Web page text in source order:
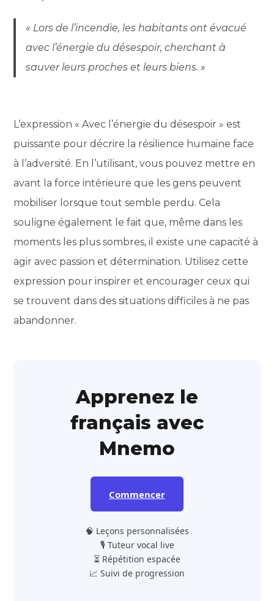
« Lors de l’incendie, les habitants ont évacué
avec l’énergie du désespoir, cherchant à
sauver leurs proches et leurs biens. »
L’expression « Avec l’énergie du désespoir » est
puissante pour décrire la résilience humaine face
à l’adversité. En l’utilisant, vous pouvez mettre en
avant la force intérieure que les gens peuvent
mobiliser lorsque tout semble perdu. Cela
souligne également le fait que, même dans les
moments les plus sombres, il existe une capacité à
agir avec passion et détermination. Utilisez cette
expression pour inspirer et encourager ceux qui
se trouvent dans des situations difficiles à ne pas
abandonner.
Apprenez le
français avec
Mnemo
Commencer
🧠 Leçons personnalisées
🎙️ Tuteur vocal live
⏳ Répétition espacée
📈 Suivi de progression